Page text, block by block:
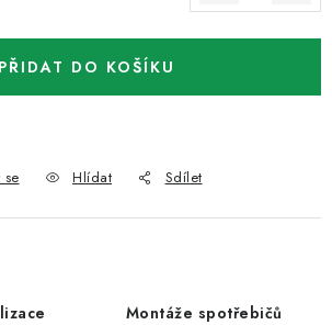
PŘIDAT DO KOŠÍKU
se Hlídat Sdílet
Montáže spotřebičů